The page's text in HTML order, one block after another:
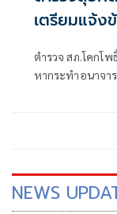
เตรียมแจ้ง
ตำรวจ สภ.โคกโ
หากระทำอนาจ
NEWS